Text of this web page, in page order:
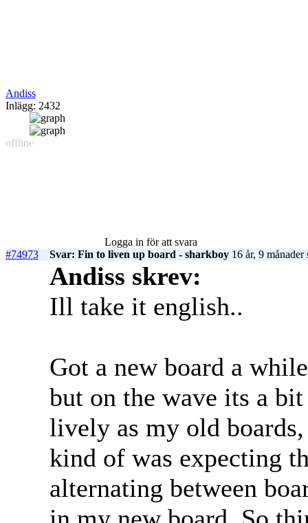
Andiss
Inlägg: 2432
offline
Logga in för att svara
#74973
Svar: Fin to liven up board - sharkboy 16 år, 9 månader
Andiss skrev:
Ill take it english..
Got a new board a
but on the wave its a
lively as my old
kind of was expecting
alternating between